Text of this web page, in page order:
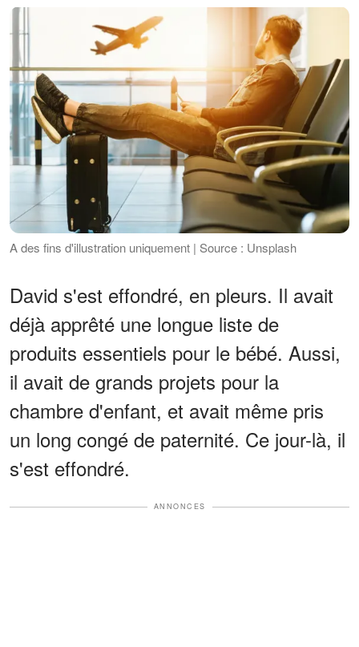
A des fins d'illustration uniquement | Source : Unsplash
David s'est effondré, en pleurs. Il avait
déjà apprêté une longue liste de
produits essentiels pour le bébé. Aussi,
il avait de grands projets pour la
chambre d'enfant, et avait même pris
un long congé de paternité. Ce jour-là, il
s'est effondré.
ANNONCES